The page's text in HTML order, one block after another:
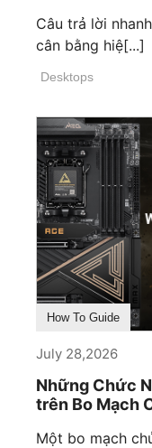
Câu trả lời
cân bằng hiệ[...]
Desktops
How To Guide
July 28,2026
Những Chức
trên Bo Mạch
Một bo mạch